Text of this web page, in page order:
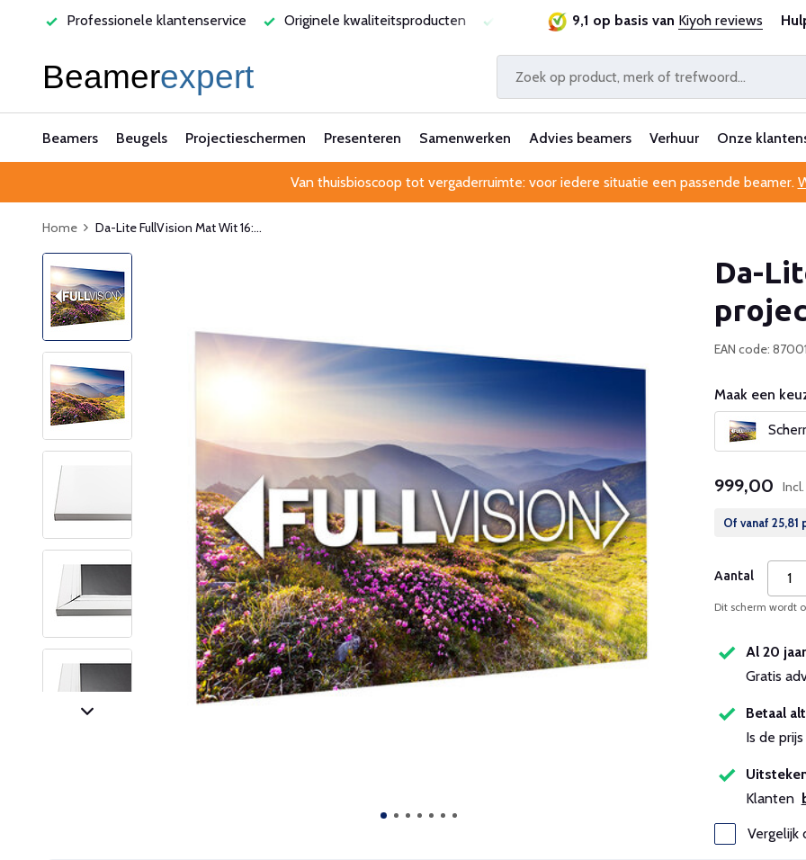
Originele kwaliteitsproducten Laagste prijsgarantie Al 25 jaar betrouwbaar en ervaren
9,1 op basis van Kiyoh reviews
Beamers Beugels Projectieschermen Presenteren Samenwerken Advies beamers Verhuur Onze
Van thuisbioscoop tot vergaderruimte: voor iedere situatie een passende beamer.
Home Da-Lite FullVision Mat Wit 16:...
Da-
EAN code:
Maak een
999,00
Of vanaf 25,81
Aantal
Dit scherm wordt
Al 20
Gratis
Betaal
Is de
Klanten
Vergelijk